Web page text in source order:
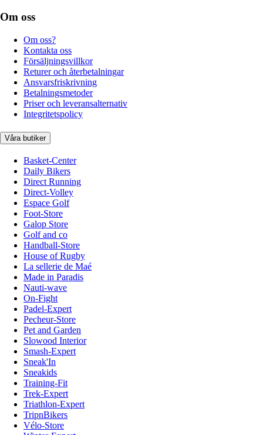
Om oss
Om oss?
Kontakta oss
Försäljningsvillkor
Returer och återbetalningar
Ansvarsfriskrivning
Betalningsmetoder
Priser och leveransalternativ
Integritetspolicy
Våra butiker
Basket-Center
Daily Bikers
Direct Running
Direct-Volley
Espace Golf
Foot-Store
Galop Store
Golf and co
Handball-Store
House of Rugby
La sellerie de Maé
Made in Paradis
Nauti-wave
On-Fight
Padel-Expert
Pecheur-Store
Pet and Garden
Slowood Interior
Smash-Expert
Sneak'In
Sneakids
Training-Fit
Trek-Expert
Triathlon-Expert
TripnBikers
Vélo-Store